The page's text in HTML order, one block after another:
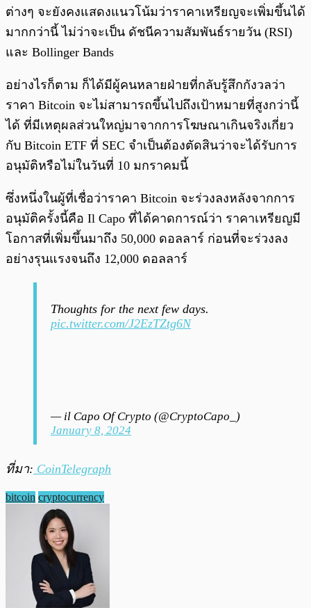
ต่างๆ จะยังคงแสดงแนวโน้มว่าราคาเหรียญจะเพิ่มขึ้นได้
มากกว่านี้ ไม่ว่าจะเป็น ดัชนีความสัมพันธ์รายวัน (RSI)
และ Bollinger Bands
อย่างไรก็ตาม ก็ได้มีผู้คนหลายฝ่ายที่กลับรู้สึกกังวลว่า
ราคา Bitcoin จะไม่สามารถขึ้นไปถึงเป้าหมายที่สูงกว่านี้
ได้ ที่มีเหตุผลส่วนใหญ่มาจากการโฆษณาเกินจริงเกี่ยว
กับ Bitcoin ETF ที่ SEC จำเป็นต้องตัดสินว่าจะได้รับการ
อนุมัติหรือไม่ในวันที่ 10 มกราคมนี้
ซึ่งหนึ่งในผู้ที่เชื่อว่าราคา Bitcoin จะร่วงลงหลังจากการ
อนุมัติครั้งนี้คือ Il Capo ที่ได้คาดการณ์ว่า ราคาเหรียญมี
โอกาสที่เพิ่มขึ้นมาถึง 50,000 ดอลลาร์ ก่อนที่จะร่วงลง
อย่างรุนแรงจนถึง 12,000 ดอลลาร์
Thoughts for the next few days.
pic.twitter.com/J2EzTZtg6N
— il Capo Of Crypto (@CryptoCapo_)
January 8, 2024
ที่มา: CoinTelegraph
bitcoin cryptocurrency